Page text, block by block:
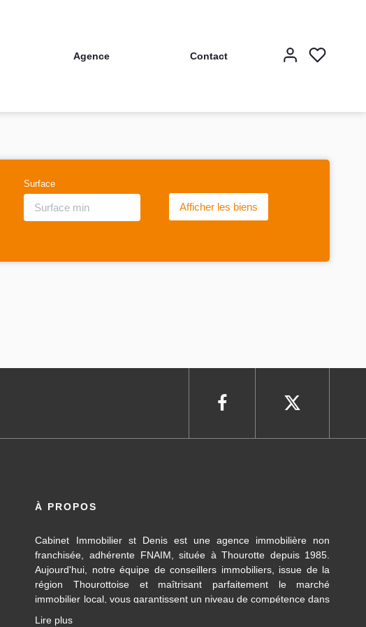
Agence Contact
Surface
À PROPOS
Cabinet Immobilier st Denis est une agence immobilière non
franchisée, adhérente FNAIM, située à Thourotte depuis 1985.
Aujourd'hui, notre équipe de conseillers immobiliers, issue de la
région Thourottoise et maîtrisant parfaitement le marché
immobilier local, vous garantissent un niveau de compétence dans
Lire plus